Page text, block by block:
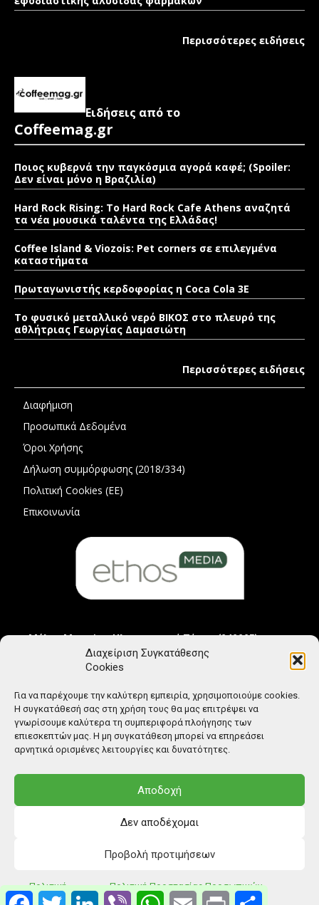
Διαχείριση Συγκατάθεσης
Cookies
Για να παρέχουμε την καλύτερη εμπειρία, χρησιμοποιούμε cookies.
Η συγκατάθεσή σας στη χρήση τους θα μας επιτρέψει να
γνωρίσουμε καλύτερα τη συμπεριφορά πλοήγησης των
επιεσκεπτών μας. Η μη συγκατάθεση μπορεί να επηρεάσει
αρνητικά ορισμένες λειτουργίες και δυνατότητες.
Αποδοχή
Δεν αποδέχομαι
Προβολή προτιμήσεων
Πολιτική
Πολιτική Προστασίας Προσωπικών
Περισσότερες ειδήσεις
Ειδήσεις από το
Coffeemag.gr
Ποιος κυβερνά την παγκόσμια αγορά καφέ; (Spoiler:
Δεν είναι μόνο η Βραζιλία)
Hard Rock Rising: Το Hard Rock Cafe Athens αναζητά
τα νέα μουσικά ταλέντα της Ελλάδας!
Coffee Island & Viozois: Pet corners σε επιλεγμένα
καταστήματα
Πρωταγωνιστής κερδοφορίας η Coca Cola 3E
Το φυσικό μεταλλικό νερό ΒΙΚΟΣ στο πλευρό της
αθλήτριας Γεωργίας Δαμασιώτη
Περισσότερες ειδήσεις
Διαφήμιση
Προσωπικά Δεδομένα
Όροι Χρήσης
Δήλωση συμμόρφωσης (2018/334)
Πολιτική Cookies (ΕΕ)
Επικοινωνία
Μέλος Μητρώου Ηλεκτρονικού Τύπου (242225)
© Copyright: Ethos Media S.A.
FacebookTwitter LinkedIn Viber WhatsAppEmail Print